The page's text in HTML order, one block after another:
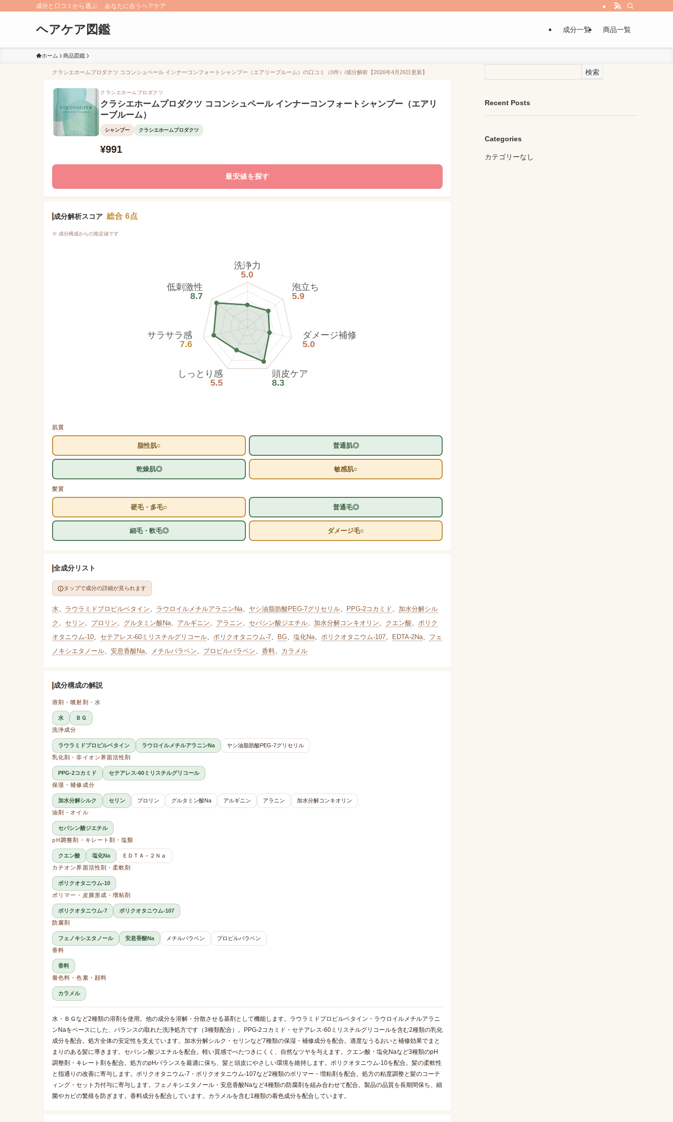
成分と口コミから選ぶ、 あなたに合うヘアケア
ヘアケア図鑑 成分一覧 商品一覧
ホーム 商品図鑑
クラシエホームプロダクツ ココンシュペール インナーコンフォートシャンプー（エアリーブルーム）の口コミ（0件）/成分解析【2026年4月26日更新】
クラシエホームプロダクツ
クラシエホームプロダクツ ココンシュペール インナーコンフォートシャンプー（エアリ
ーブルーム）
シャンプー クラシエホームプロダクツ
¥991
最安値を探す
成分解析スコア 総合 6点
※ 成分構成からの推定値です
洗浄力
5.0
泡立ち
5.9
ダメージ補修
5.0
頭皮ケア
8.3
しっとり感
5.5
サラサラ感
7.6
低刺激性
8.7
肌質
脂性肌○ 普通肌◎
乾燥肌◎ 敏感肌○
髪質
硬毛・多毛○ 普通毛◎
細毛・軟毛◎ ダメージ毛○
全成分リスト
タップで成分の詳細が見られます
水、 ラウラミドプロピルベタイン、 ラウロイルメチルアラニンNa、 ヤシ油脂肪酸PEG-7グリセリル、 PPG-2コカミド、 加水分解シル
ク 、 セリン、 プロリン、 グルタミン酸Na、 アルギニン、 アラニン、 セバシン酸ジエチル、 加水分解コンキオリン、 クエン酸、 ポリク
オタニウム-10、 セテアレス-60ミリスチルグリコール、 ポリクオタニウム-7、 BG、 塩化Na、 ポリクオタニウム-107、 EDTA-2Na、 フェ
ノキシエタノール、 安息香酸Na、 メチルパラベン、 プロピルパラベン、 香料、 カラメル
成分構成の解説
溶剤・噴射剤・水
水
ＢＧ
洗浄成分
ラウラミドプロピルベタイン ラウロイルメチルアラニンNa
ヤシ油脂肪酸PEG-7グリセリル
乳化剤・非イオン界面活性剤
PPG-2コカミド
セテアレス-60ミリスチルグリコール
保湿・補修成分
加水分解シルク セリン プロリン グルタミン酸Na アルギニン アラニン
加水分解コンキオリン
油剤・オイル
セバシン酸ジエチル
pH調整剤・キレート剤・塩類
クエン酸 塩化Na
ＥＤＴＡ－２Ｎａ
カチオン界面活性剤・柔軟剤
ポリクオタニウム-10
ポリマー・皮膜形成・増粘剤
ポリクオタニウム-7
ポリクオタニウム-107
防腐剤
フェノキシエタノール 安息香酸Na メチルパラベン
プロピルパラベン
香料
香料
着色料・色素・顔料
カラメル
水・ＢＧなど2種類の溶剤を使用。他の成分を溶解・分散させる基剤として機能します。ラウラミドプロピルベタイン・ラウロイルメチルアラニ
ンNaをベースにした、バランスの取れた洗浄処方です（3種類配合）。PPG-2コカミド・セテアレス-60ミリスチルグリコールを含む2種類の乳化
成分を配合。処方全体の安定性を支えています。加水分解シルク・セリンなど7種類の保湿・補修成分を配合。適度なうるおいと補修効果でまと
まりのある髪に導きます。セバシン酸ジエチルを配合。軽い質感でべたつきにくく、自然なツヤを与えます。クエン酸・塩化Naなど3種類のpH
調整剤・キレート剤を配合。処方のpHバランスを最適に保ち、髪と頭皮にやさしい環境を維持します。ポリクオタニウム-10を配合。髪の柔軟性
と指通りの改善に寄与します。ポリクオタニウム-7・ポリクオタニウム-107など2種類のポリマー・増粘剤を配合。処方の粘度調整と髪のコーテ
ィング・セット力付与に寄与します。フェノキシエタノール・安息香酸Naなど4種類の防腐剤を組み合わせて配合。製品の品質を長期間保ち、細
菌やカビの繁殖を防ぎます。香料成分を配合しています。カラメルを含む1種類の着色成分を配合しています。
検索
Recent Posts
Categories
カテゴリーなし